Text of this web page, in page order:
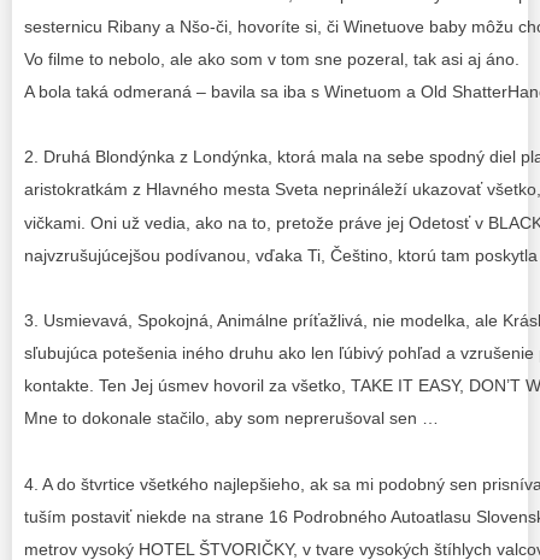
sesternicu Ribany a Nšo-či, hovoríte si, či Winetuove baby môžu
Vo filme to nebolo, ale ako som v tom sne pozeral, tak asi aj áno.
A bola taká odmeraná – bavila sa iba s Winetuom a Old
2. Druhá Blondýnka z Londýnka, ktorá mala na sebe spodný diel
aristokratkám z Hlavného mesta Sveta neprináleží ukazovať
vičkami. Oni už vedia, ako na to, pretože práve jej Odetosť v
najvzrušujúcejšou podívanou, vďaka Ti, Češtino, ktorú tam
3. Usmievavá, Spokojná, Animálne príťažlivá, nie modelka, ale
sľubujúca potešenia iného druhu ako len ľúbivý pohľad a
kontakte. Ten Jej úsmev hovoril za všetko, TAKE IT EASY, DON’T
Mne to dokonale stačilo, aby som neprerušoval sen …
4. A do štvrtice všetkého najlepšieho, ak sa mi podobný sen
tuším postaviť niekde na strane 16 Podrobného Autoatlasu
metrov vysoký HOTEL ŠTVORIČKY, v tvare vysokých štíhlych